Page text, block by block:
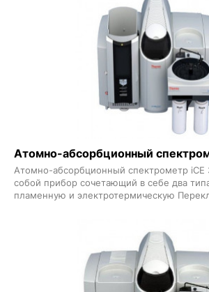
Атомно-абсорбционный
Атомно-абсорбционный спектрометр iCE
собой прибор сочетающий в себе два
пламенную и электротермическую
юстировок Атомизаторы располагаются в
относительно источника
атомизатора находятся в фокусе